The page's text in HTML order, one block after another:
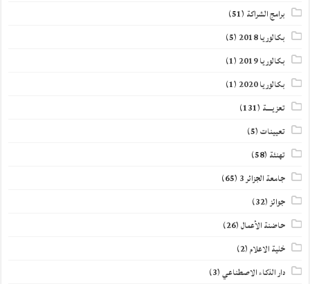
برامج الشراكة (51)
بكالوريا 2018
(5)
بكالوريا 2019
(1)
بكالوريا 2020
(1)
تعزيــــة (131)
تعيينات(5)
تهنئة (58)
جامعة الجزائر 3 (65)
جوائز(32)
حاضنة الأعمال(26)
خلية الاعلام(2)
دار الذكاء الاصطناعي(3)